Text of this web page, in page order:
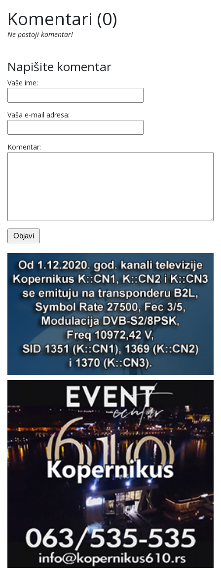
Komentari (0)
Ne postoji komentar!
Napišite komentar
Vaše ime:
Vaša e-mail adresa:
Komentar: